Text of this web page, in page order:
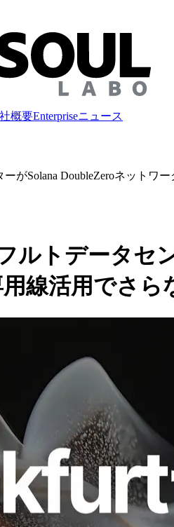
概要Enterpriseニュース
がSolana DoubleZeroネット
ルトデータセ
線活用でさ